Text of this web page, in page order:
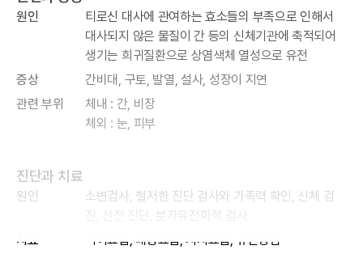
원인
티로신 대사에 관여하는 효소들의 부족으로 인해서
대사되지 않은 물질이 간 등의 신체기관에 축적되어
생기는 희귀질환으로 상염색체 열성으로 유전
증상
간비대, 구토, 발열, 설사, 성장이 지연
관련 부위
체내 : 간, 비장
체외 : 눈, 피부
진단과 치료
원인
소변검사, 철저한 진단 검사와 가족력 확인, 신체 검
진, 산전 진단, 분자유전학적 검사
치료
식이요법, 대증요법, 지지요법, 유전상담